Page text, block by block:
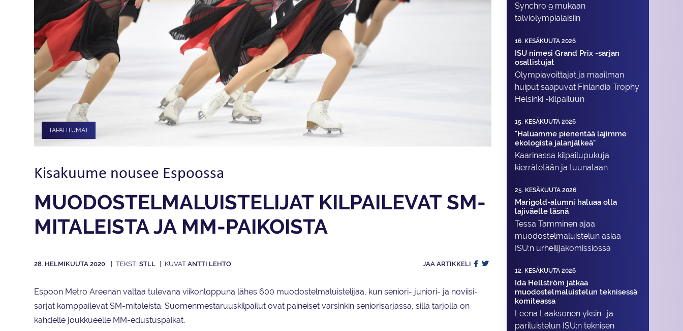
TAPAHTUMAT
Kisakuume nousee Espoossa
MUODOSTELMA­LUISTELIJAT KILPAILEVAT SM-
MITALEISTA JA MM-PAIKOISTA
28. HELMIKUUTA 2020 STLL ANTTI LEHTO JAA ARTIKKELI
Espoon Metro Areenan valtaa tulevana viikonloppuna lähes 600 muodostelmaluistelijaa, kun seniori- juniori- ja noviisi-
sarjat kamppailevat SM-mitaleista. Suomenmestaruuskilpailut ovat paineiset varsinkin seniorisarjassa, sillä tarjolla on
kahdelle joukkueelle MM-edustuspaikat.
Synchro 9 mukaan
talviolympialaisiin
16. KESÄKUUTA 2026
ISU nimesi Grand Prix -sarjan
osallistujat
Olympiavoittajat ja maailman
huiput saapuvat Finlandia Trophy
Helsinki -kilpailuun
15. KESÄKUUTA 2026
"Haluamme pienentää lajimme
ekologista jalanjälkeä"
Kaarinassa kilpailupukuja
kierrätetään ja tuunataan
25. KESÄKUUTA 2026
Marigold-alumni haluaa olla
lajiväelle läsnä
Tessa Tamminen ajaa
muodostelma­luistelun asiaa
ISU:n urheilija­komissiossa
12. KESÄKUUTA 2026
Ida Hellström jatkaa
muodostelmaluistelun teknisessä
komiteassa
Leena Laaksonen yksin- ja
pariluistelun ISU:n teknisen